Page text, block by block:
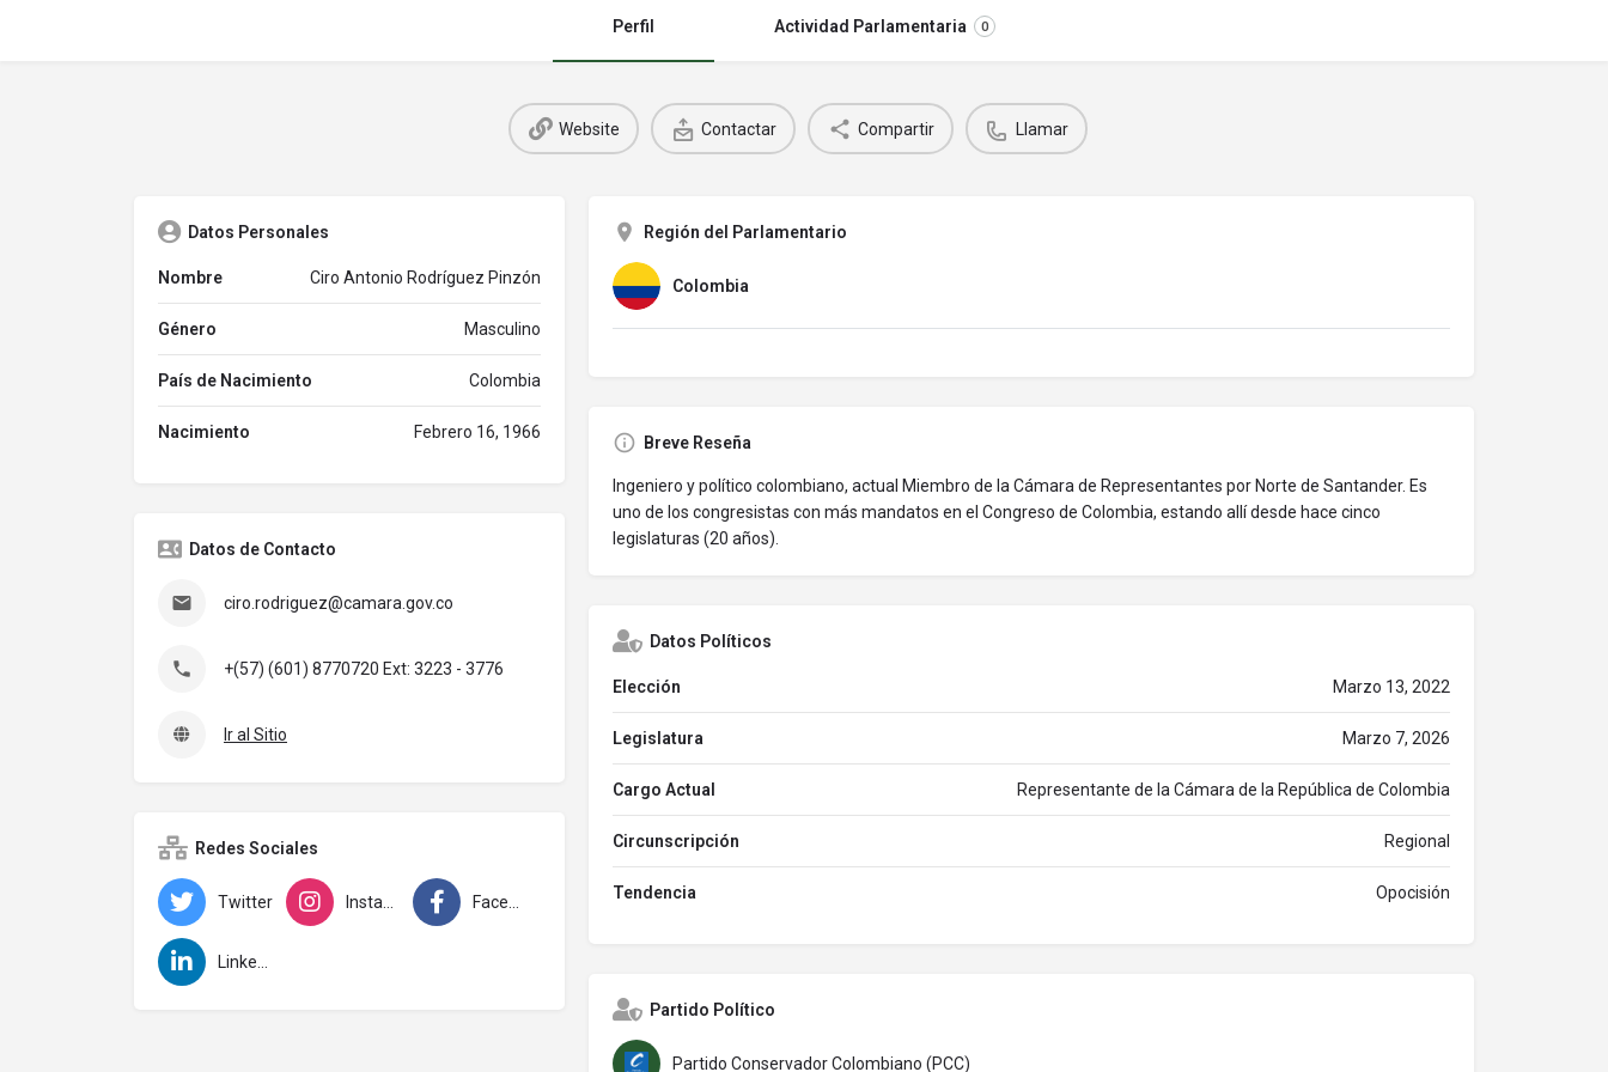
Perfil Actividad Parlamentaria 0
Website Contactar Compartir Llamar
Datos Personales
Nombre Ciro Antonio Rodríguez Pinzón
Género Masculino
País de Nacimiento Colombia
Nacimiento Febrero 16, 1966
Datos de Contacto
ciro.rodriguez@camara.gov.co
+(57) (601) 8770720 Ext: 3223 - 3776
Ir al Sitio
Redes Sociales
Twitter
Región del Parlamentario
Colombia
Breve Reseña
Ingeniero y político colombiano, actual Miembro de la Cámara de Representantes por Norte de Santander. Es
uno de los congresistas con más mandatos en el Congreso de Colombia, estando allí desde hace cinco
legislaturas (20 años).
Datos Políticos
Elección Marzo 13, 2022
Legislatura Marzo 7, 2026
Cargo Actual Representante de la Cámara de la República de Colombia
Circunscripción Regional
Tendencia Opocisión
Partido Político
Partido Conservador Colombiano (PCC)